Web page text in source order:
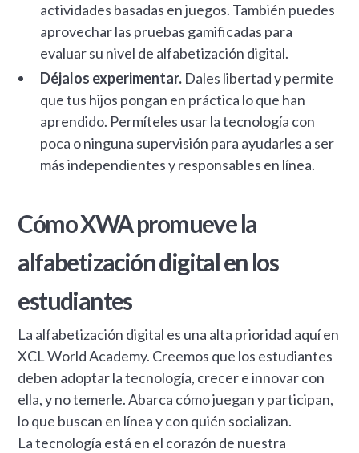
actividades basadas en juegos. También puedes
aprovechar las pruebas gamificadas para
evaluar su nivel de alfabetización digital.
Déjalos experimentar. Dales libertad y permite
que tus hijos pongan en práctica lo que han
aprendido. Permíteles usar la tecnología con
poca o ninguna supervisión para ayudarles a ser
más independientes y responsables en línea.
Cómo XWA promueve la
alfabetización digital en los
estudiantes
La alfabetización digital es una alta prioridad aquí en
XCL World Academy. Creemos que los estudiantes
deben adoptar la tecnología, crecer e innovar con
ella, y no temerle. Abarca cómo juegan y participan,
lo que buscan en línea y con quién socializan.
La tecnología está en el corazón de nuestra